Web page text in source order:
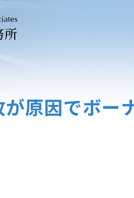
所
法人のお客様ご
原因でボー